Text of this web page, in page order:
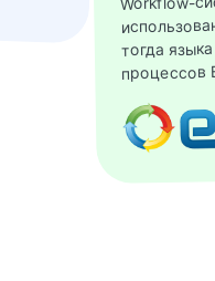
тогда
процессов